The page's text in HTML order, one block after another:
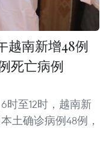
越南新增48例
死亡病例
时至12时，越南新
土确诊病例48例，